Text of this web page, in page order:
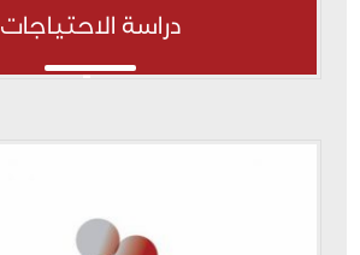
دراسة الاحتياجات